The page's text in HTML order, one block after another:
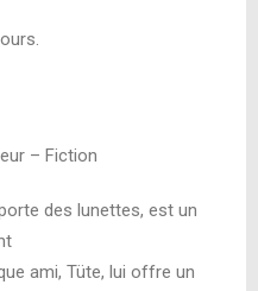
– Fiction
des lunettes, est un
ami, Tüte, lui offre un